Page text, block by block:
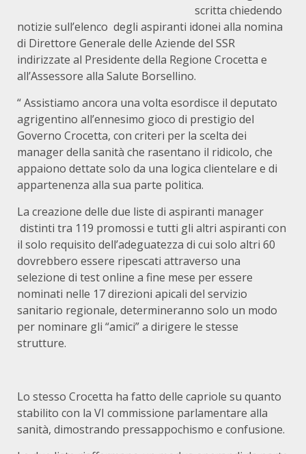
scritta chiedendo
notizie sull’elenco degli aspiranti idonei alla nomina
di Direttore Generale delle Aziende del SSR
indirizzate al Presidente della Regione Crocetta e
all’Assessore alla Salute Borsellino.
“ Assistiamo ancora una volta esordisce il deputato
agrigentino all’ennesimo gioco di prestigio del
Governo Crocetta, con criteri per la scelta dei
manager della sanità che rasentano il ridicolo, che
appaiono dettate solo da una logica clientelare e di
appartenenza alla sua parte politica.
La creazione delle due liste di aspiranti manager
distinti tra 119 promossi e tutti gli altri aspiranti con
il solo requisito dell’adeguatezza di cui solo altri 60
dovrebbero essere ripescati attraverso una
selezione di test online a fine mese per essere
nominati nelle 17 direzioni apicali del servizio
sanitario regionale, determineranno solo un modo
per nominare gli “amici” a dirigere le stesse
strutture.
Lo stesso Crocetta ha fatto delle capriole su quanto
stabilito con la VI commissione parlamentare alla
sanità, dimostrando pressappochismo e confusione.